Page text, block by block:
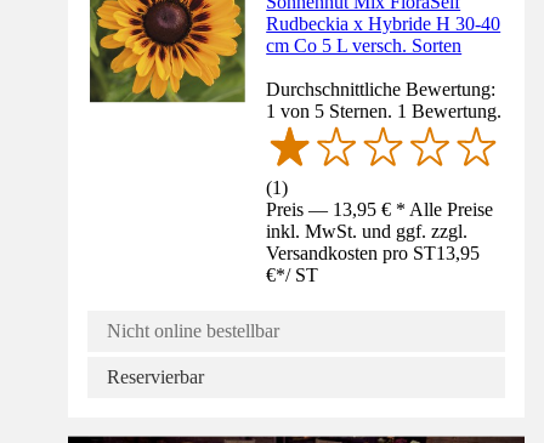
Rudbeckia x Hybride H 30-40
cm Co 5 L versch. Sorten
Durchschnittliche Bewertung:
1 von 5 Sternen. 1 Bewertung.
(1)
Preis — 13,95 € * Alle Preise
inkl. MwSt. und ggf. zzgl.
Versandkosten pro ST13,95
€*/ ST
Nicht online bestellbar
Reservierbar